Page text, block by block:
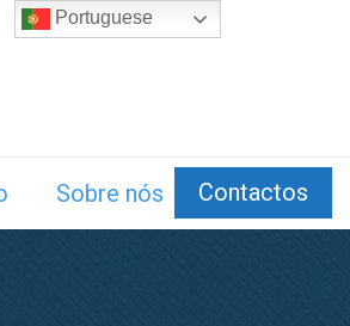
Sobre nós Contactos
Portuguese